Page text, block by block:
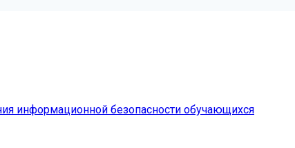
информационной безопасности обучающихся